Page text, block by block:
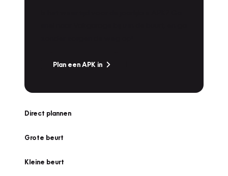
Plan een APK in
Direct plannen
Grote beurt
Kleine beurt